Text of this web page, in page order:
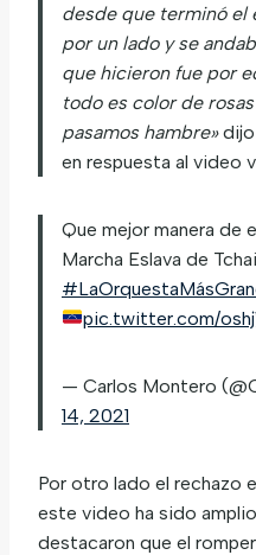
desde que terminó el
por un lado y se
que hicieron fue por
todo es color de
pasamos hambre»dijo
en respuesta al video
Que mejor manera de
Marcha Eslava de
pic.twitter.com/
— Carlos Montero
14, 2021
Por otro lado el rechazo
este video ha sido
destacaron que el